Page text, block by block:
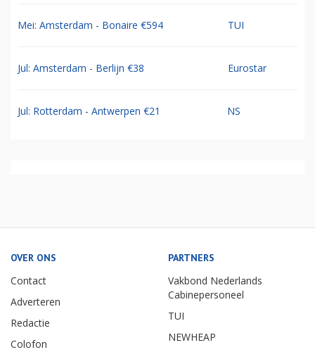
Mei: Amsterdam - Bonaire €594 TUI
Jul: Amsterdam - Berlijn €38 Eurostar
Jul: Rotterdam - Antwerpen €21 NS
OVER ONS
Contact
Adverteren
Redactie
Colofon
PARTNERS
Vakbond Nederlands
Cabinepersoneel
TUI
NEWHEAP